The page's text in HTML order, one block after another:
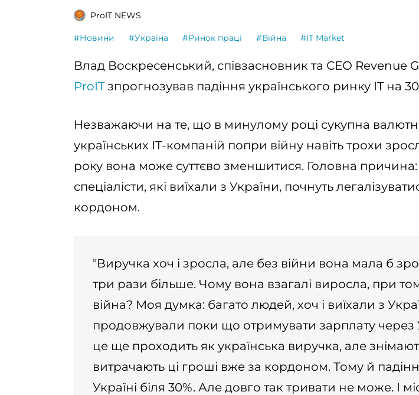
ProIT NEWS
#Новини #Україна #Ринок праці #Війна #IT Market
Влад Воскресенський, співзасновник та СЕО Revenue
ProITзпрогнозував падіння українського ринку IT на
Незважаючи на те, що в минулому році сукупна
українських ІТ-компаній попри війну навіть трохи
року вона може суттєво зменшитися. Головна причина:
спеціалісти, які виїхали з України, почнуть
кордоном.
"Виручка хоч і зросла, але без війни вона мала б
три рази більше. Чому вона взагалі виросла, при
війна? Моя думка: багато людей, хоч і виїхали з
продовжували поки що отримувати зарплату через
це ще проходить як українська виручка, але
витрачають ці гроші вже за кордоном. Тому й
Україні біля 30%. Але довго так тривати не може. І